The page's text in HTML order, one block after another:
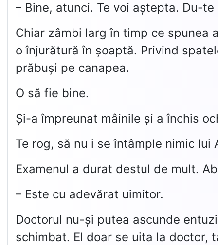
– Bine, atunci. Te voi aștepta. Du-
Chiar zâmbi larg în timp ce spunea
o înjurătură în șoaptă. Privind
prăbuși pe canapea.
O să fie bine.
Și-a împreunat mâinile și a închis
Te rog, să nu i se întâmple nimic lui
Examenul a durat destul de mult.
– Este cu adevărat uimitor.
Doctorul nu-și putea ascunde
schimbat. El doar se uita la doctor,